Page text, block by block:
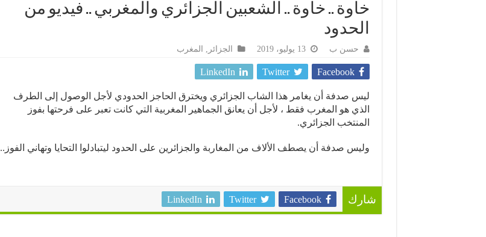
خاوة .. خاوة .. الشعبين الجزائري والمغربي .. فيديو من
الحدود
حسن ب 13 يوليو، 2019 الجزائر المغرب
Facebook
Twitter
LinkedIn
ليس صدفة أن يغامر هذا الشاب الجزائري ويخترق الحاجز الحدودي ﻷجل الوصول إلى الطرف
الذي هو المغرب فقط ، ﻷجل أن يعانق الجماهير المغربية التي كانت تعبر على فرحتها بفوز
المنتخب الجزائري.
وليس صدفة أن يصطف اﻷلاف من المغاربة والجزائرين على الحدود ليتبادلوا التحايا وتهاني الفوز..
شارك Facebook
Twitter
LinkedIn